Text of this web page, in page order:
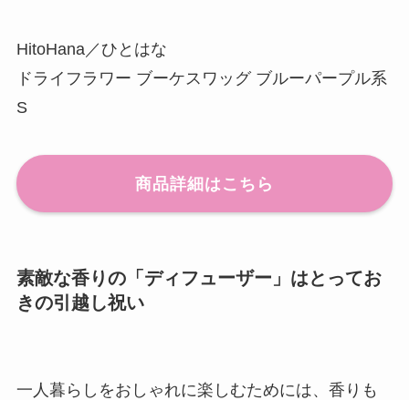
HitoHana／ひとはな
ドライフラワー ブーケスワッグ ブルーパープル系
S
商品詳細はこちら
素敵な香りの「ディフューザー」はとってお
きの引越し祝い
一人暮らしをおしゃれに楽しむためには、香りも